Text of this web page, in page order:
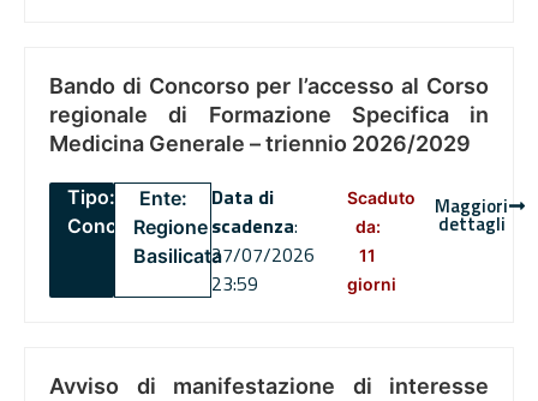
Bando di Concorso per l’accesso al Corso
regionale di Formazione Specifica in
Medicina Generale – triennio 2026/2029
Tipo:
Concorsi
Ente:
Regione
Basilicata
Data di
scadenza:
27/07/2026
23:59
Scaduto
da:
11
giorni
Maggiori
dettagli
Avviso di manifestazione di interesse